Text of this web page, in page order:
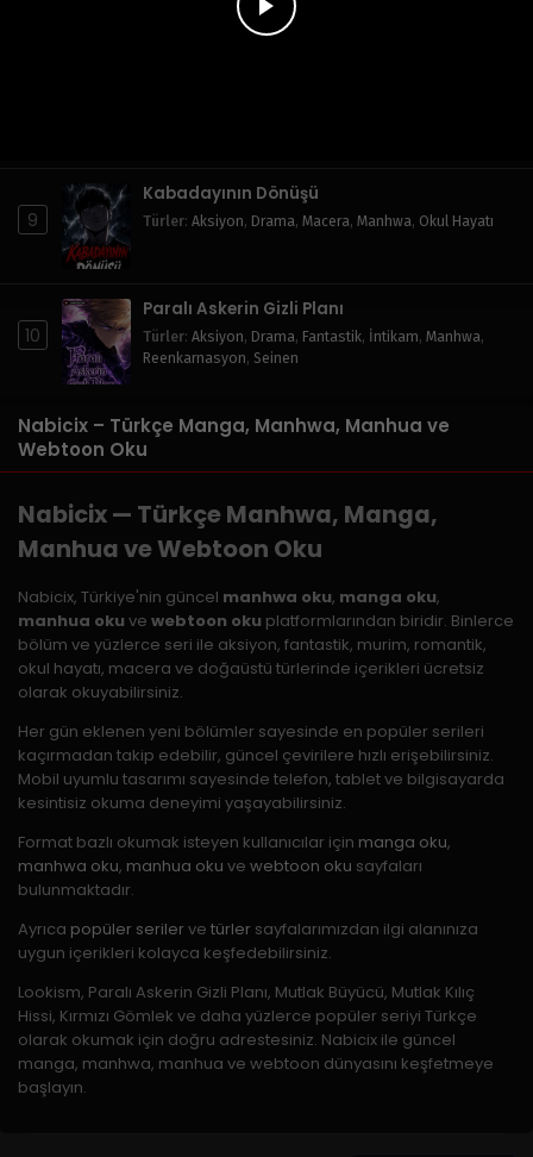
Macera ,Manhwa
9
Kabadayının Dönüşü
Türler: Aksiyon, Drama, Macera, Manhwa, Okul Hayatı
10
Paralı Askerin Gizli Planı
Türler: Aksiyon, Drama, Fantastik, İntikam, Manhwa,
Reenkarnasyon, Seinen
Nabicix – Türkçe Manga, Manhwa, Manhua ve
Webtoon Oku
Nabicix — Türkçe Manhwa, Manga,
Manhua ve Webtoon Oku
Nabicix, Türkiye'nin güncel manhwa oku, manga oku,
manhua oku ve webtoon oku platformlarından biridir. Binlerce
bölüm ve yüzlerce seri ile aksiyon, fantastik, murim, romantik,
okul hayatı, macera ve doğaüstü türlerinde içerikleri ücretsiz
olarak okuyabilirsiniz.
Her gün eklenen yeni bölümler sayesinde en popüler serileri
kaçırmadan takip edebilir, güncel çevirilere hızlı erişebilirsiniz.
Mobil uyumlu tasarımı sayesinde telefon, tablet ve bilgisayarda
kesintisiz okuma deneyimi yaşayabilirsiniz.
Format bazlı okumak isteyen kullanıcılar için manga oku,
manhwa oku, manhua oku ve webtoon oku sayfaları
bulunmaktadır.
Ayrıca popüler serilerve türler sayfalarımızdan ilgi alanınıza
uygun içerikleri kolayca keşfedebilirsiniz.
Lookism, Paralı Askerin Gizli Planı, Mutlak Büyücü, Mutlak Kılıç
Hissi, Kırmızı Gömlek ve daha yüzlerce popüler seriyi Türkçe
olarak okumak için doğru adrestesiniz. Nabicix ile güncel
manga, manhwa, manhua ve webtoon dünyasını keşfetmeye
başlayın.
Bu bölümü nasıl buldun?
❤️
Sevdim
😂
Komik
😢
Üzücü
😡
Sinir
🤯
Şok